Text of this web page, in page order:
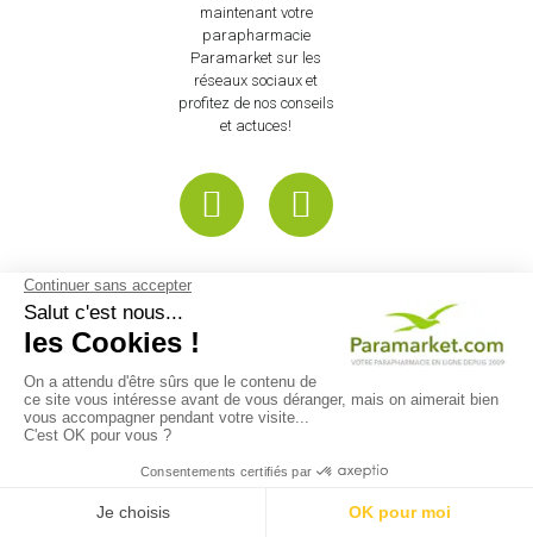
maintenant votre
parapharmacie
Paramarket sur les
réseaux sociaux et
profitez de nos conseils
et actuces!
INFORMATIONS SUR VOTRE
Pharmacie Valence 2, Centre
Valence France